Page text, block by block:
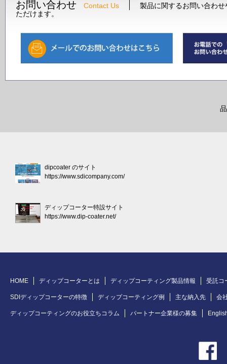
お問い合わせ Contact Us
製品に関するお問い合わ
ただけます。
dipcoater のサイト
https://www.sdicompany.com/
ディップコーター特設サイト
https://www.dip-coater.net/
HOME ディップコーターとは ディップコーティング製品情報 受託コ
SDIディップコーターの特徴 ディップコーティング例 主な納入先 会
ディップコーティングのお役立ちコラム パートナー企業様の募集